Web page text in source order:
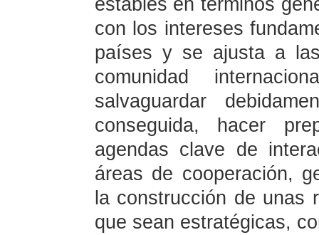
estables en términos
con los intereses
países y se ajusta a
comunidad
salvaguardar
conseguida, hacer
agendas clave de
áreas de cooperación,
la construcción de unas
que sean estratégicas,